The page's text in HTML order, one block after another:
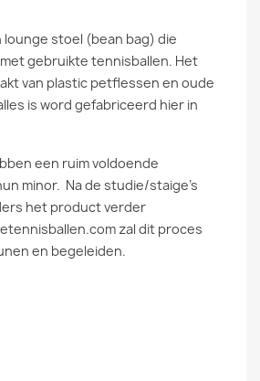
stoel (bean bag) die
gebruikte tennisballen. Het
van plastic petflessen en oude
is word gefabriceerd hier in
een ruim voldoende
minor. Na de studie/staige’s
het product verder
zal dit proces
en begeleiden.